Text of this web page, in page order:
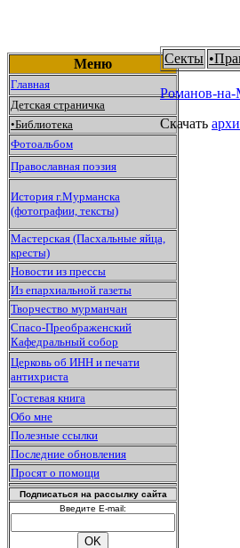
Меню
Главная
Детская страничка
•Библиотека
Фотоальбом
Православная поэзия
История г.Мурманска
(фотографии, тексты)
Мастерская (Пасхальные яйца,
кресты)
Новости из прессы
Из епархиальной газеты
Творчество мурманчан
Спасо-Преображенский
Кафедральный собор
Церковь об ИНН и печати
антихриста
Гостевая книга
Обо мне
Полезные ссылки
Последние обновления
Просят о помощи
Подписаться на рассылку сайта
Введите E-mail:
Секты •
Романов-
Скачать